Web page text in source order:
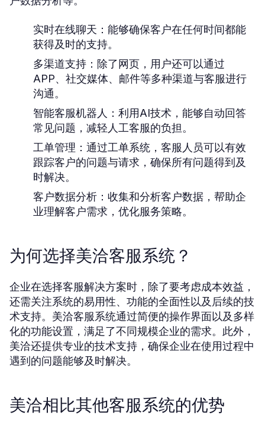
实时在线聊天： 能够确保客户在任何时间都能
获得及时的支持。
多渠道支持： 除了网页，用户还可以通过
APP、社交媒体、邮件等多种渠道与客服进行
沟通。
智能客服机器人： 利用AI技术，能够自动回答
常见问题，减轻人工客服的负担。
工单管理： 通过工单系统，客服人员可以有效
跟踪客户的问题与请求，确保所有问题得到及
时解决。
客户数据分析： 收集和分析客户数据，帮助企
业理解客户需求，优化服务策略。
为何选择美洽客服系统？
企业在选择客服解决方案时，除了要考虑成本效益，
还需关注系统的易用性、功能的全面性以及后续的技
术支持。美洽客服系统通过简便的操作界面以及多样
化的功能设置，满足了不同规模企业的需求。此外，
美洽还提供专业的技术支持，确保企业在使用过程中
遇到的问题能够及时解决。
美洽相比其他客服系统的优势